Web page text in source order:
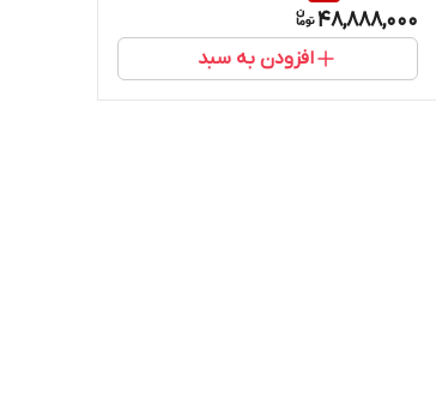
48,888,000
افزودن به سبد